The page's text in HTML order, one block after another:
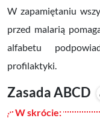
W zapamiętaniu
przed malarią
alfabetu
profilaktyki.
Zasada ABCD